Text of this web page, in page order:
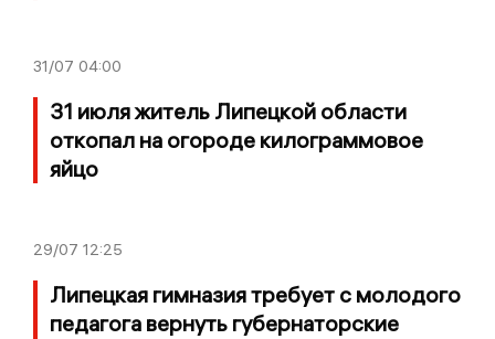
31/07 04:00
31 июля житель Липецкой области
откопал на огороде килограммовое
яйцо
29/07 12:25
Липецкая гимназия требует с молодого
педагога вернуть губернаторские